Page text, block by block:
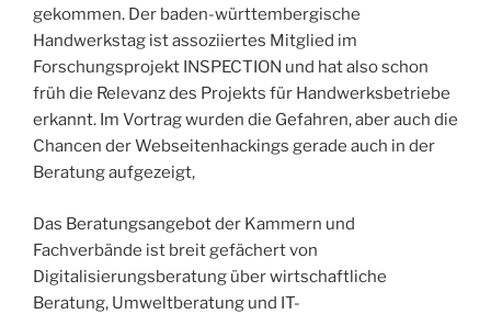
gekommen. Der baden-württembergische
Handwerkstag ist assoziiertes Mitglied im
Forschungsprojekt INSPECTION und hat also schon
früh die Relevanz des Projekts für Handwerksbetriebe
erkannt. Im Vortrag wurden die Gefahren, aber auch die
Chancen der Webseitenhackings gerade auch in der
Beratung aufgezeigt,
Das Beratungsangebot der Kammern und
Fachverbände ist breit gefächert von
Digitalisierungsberatung über wirtschaftliche
Beratung, Umweltberatung und IT-